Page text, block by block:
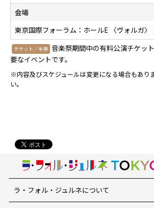
会場
東京国際フォーラム：ホールE 〈ヴォルガ〉
チケット／半券 音楽祭期間中の有料公演チケッ
要なイベントです。
※内容及びスケジュールは変更になる場合もあり
い。
ラ・フォル・ジュルネについて